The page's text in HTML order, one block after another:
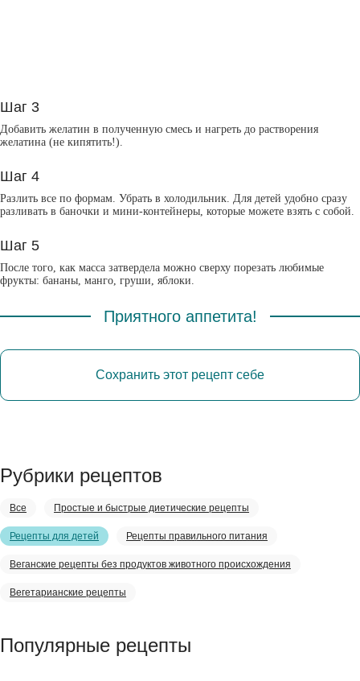
Шаг 3
Добавить желатин в полученную смесь и нагреть до растворения
желатина (не кипятить!).
Шаг 4
Разлить все по формам. Убрать в холодильник. Для детей удобно сразу
разливать в баночки и мини-контейнеры, которые можете взять с собой.
Шаг 5
После того, как масса затвердела можно сверху порезать любимые
фрукты: бананы, манго, груши, яблоки.
Приятного аппетита!
Сохранить этот рецепт себе
Рубрики рецептов
Все Простые и быстрые диетические рецепты
Рецепты для детей Рецепты правильного питания
Веганские рецепты без продуктов животного происхождения
Вегетарианские рецепты
Популярные рецепты